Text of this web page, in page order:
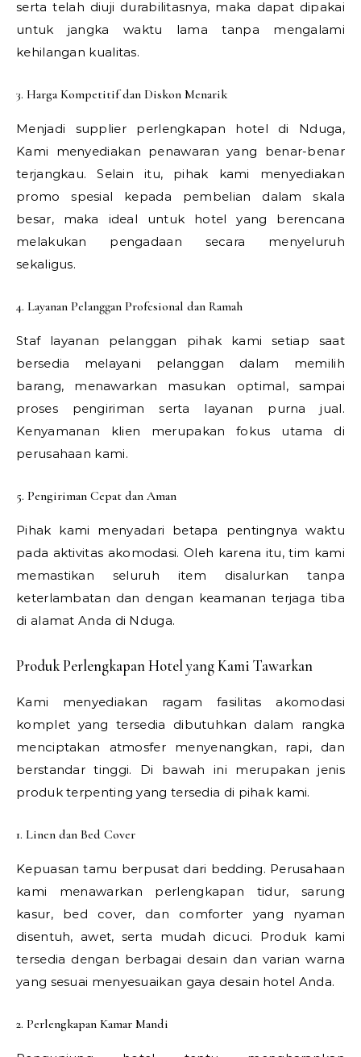
serta telah diuji durabilitasnya, maka dapat dipakai
untuk jangka waktu lama tanpa mengalami
kehilangan kualitas.
3. Harga Kompetitif dan Diskon Menarik
Menjadi supplier perlengkapan hotel di Nduga,
Kami menyediakan penawaran yang benar-benar
terjangkau. Selain itu, pihak kami menyediakan
promo spesial kepada pembelian dalam skala
besar, maka ideal untuk hotel yang berencana
melakukan pengadaan secara menyeluruh
sekaligus.
4. Layanan Pelanggan Profesional dan Ramah
Staf layanan pelanggan pihak kami setiap saat
bersedia melayani pelanggan dalam memilih
barang, menawarkan masukan optimal, sampai
proses pengiriman serta layanan purna jual.
Kenyamanan klien merupakan fokus utama di
perusahaan kami.
5. Pengiriman Cepat dan Aman
Pihak kami menyadari betapa pentingnya waktu
pada aktivitas akomodasi. Oleh karena itu, tim kami
memastikan seluruh item disalurkan tanpa
keterlambatan dan dengan keamanan terjaga tiba
di alamat Anda di Nduga.
Produk Perlengkapan Hotel yang Kami Tawarkan
Kami menyediakan ragam fasilitas akomodasi
komplet yang tersedia dibutuhkan dalam rangka
menciptakan atmosfer menyenangkan, rapi, dan
berstandar tinggi. Di bawah ini merupakan jenis
produk terpenting yang tersedia di pihak kami.
1. Linen dan Bed Cover
Kepuasan tamu berpusat dari bedding. Perusahaan
kami menawarkan perlengkapan tidur, sarung
kasur, bed cover, dan comforter yang nyaman
disentuh, awet, serta mudah dicuci. Produk kami
tersedia dengan berbagai desain dan varian warna
yang sesuai menyesuaikan gaya desain hotel Anda.
2. Perlengkapan Kamar Mandi